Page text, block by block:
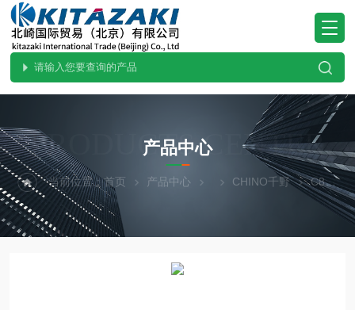
PRODUCTS CENTER
产品中心
当前位置：首页 产品中心 CHINO千野 C820.日本供应CHINO千野标准热电偶 C820